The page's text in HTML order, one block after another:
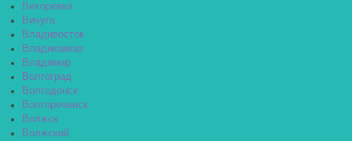
Вихоревка
Вичуга
Владивосток
Владикавказ
Владимир
Волгоград
Волгодонск
Волгореченск
Волжск
Волжский